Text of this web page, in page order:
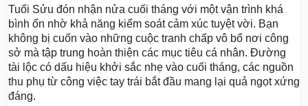
Tuổi Sửu đón nhận nửa cuối tháng với một vận trình khá
bình ổn nhờ khả năng kiểm soát cảm xúc tuyệt vời. Bạn
không bị cuốn vào những cuộc tranh chấp vô bổ nơi công
sở mà tập trung hoàn thiện các mục tiêu cá nhân. Đường
tài lộc có dấu hiệu khởi sắc nhẹ vào cuối tháng, các nguồn
thu phụ từ công việc tay trái bắt đầu mang lại quả ngọt xứng
đáng.